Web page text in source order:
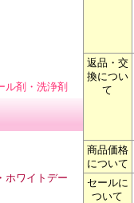
ル剤・洗浄剤
ホワイトデー
返品・交
換につい
て
商品価格
について
セールに
ついて